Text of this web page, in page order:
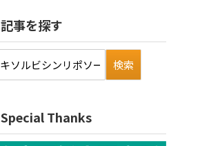
記事を探す
Special Thanks